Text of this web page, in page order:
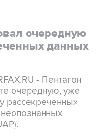
очередную
данных
- Пентагон
очередную, уже
рассекреченных